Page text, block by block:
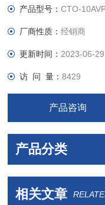
岛津柱温箱，实验室常
产品型号：CTO-
厂商性质：经销商
更新时间： 2023-06-29
访 问 量：8429
产品咨询
产品分类
相关文章